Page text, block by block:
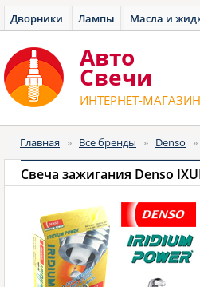
Дворники Лампы Масла и
Авто
Cвечи
ИНТЕРНЕТ-МАГАЗИН
Главная » Все бренды » Denso »
Свеча зажигания Denso